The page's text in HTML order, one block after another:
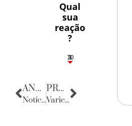
Qual
sua
reação
?
3
1
1
3
10
ANTERIOR
Notícias de Sergipe
PRÓXIMA
Variedades